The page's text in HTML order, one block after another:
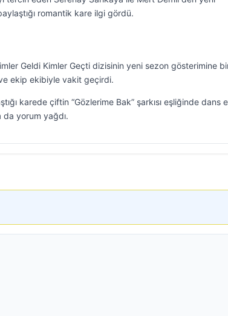
romantik kare ilgi gördü.
Geldi Kimler Geçti dizisinin yeni sezon gösterimine
ekip ekibiyle vakit geçirdi.
karede çiftin “Gözlerime Bak” şarkısı eşliğinde dans
da yorum yağdı.